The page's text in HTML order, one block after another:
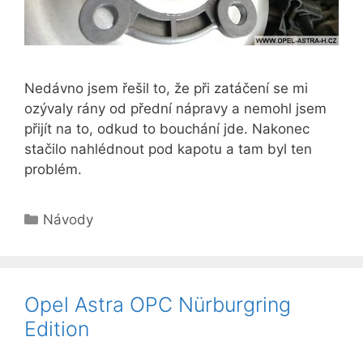
Nedávno jsem řešil to, že při zatáčení se mi
ozývaly rány od přední nápravy a nemohl jsem
přijít na to, odkud to bouchání jde. Nakonec
stačilo nahlédnout pod kapotu a tam byl ten
problém.
Rubriky
Návody
Opel Astra OPC Nürburgring
Edition